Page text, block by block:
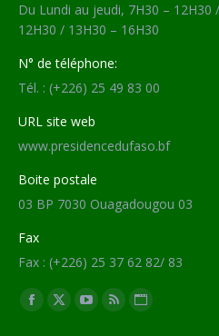
Du Lundi au jeudi, 7H30 – 12H30
12H30 / 13H30 – 16H30
N° de téléphone:
Tél. : (+226) 25 49 83 00
URL site web
www.presidencedufaso.bf
Boite postale
03 BP 7030 Ouagadougou 03
Fax
Fax : (+226) 25 37 62 82/ 83
Trouvez nous sur :
Facebook
X
YouTube
RSS Site